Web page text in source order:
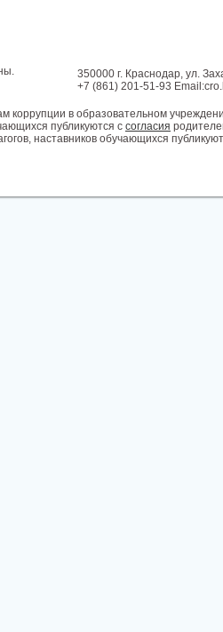
350000 г. Краснодар, ул.
+7 (861) 201-51-93
коррупции в образовательном
публикуются с согласия
наставников обучающихся